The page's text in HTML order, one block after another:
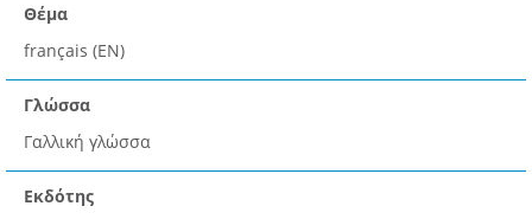
Θέμα
français (EN)
Γλώσσα
Γαλλική γλώσσα
Εκδότης